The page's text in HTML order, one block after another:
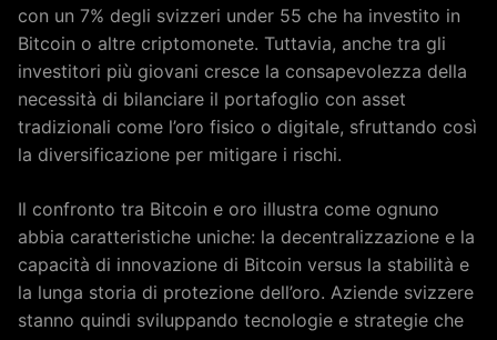
con un 7% degli svizzeri under 55 che ha investito in
Bitcoin o altre criptomonete. Tuttavia, anche tra gli
investitori più giovani cresce la consapevolezza della
necessità di bilanciare il portafoglio con asset
tradizionali come l’oro fisico o digitale, sfruttando così
la diversificazione per mitigare i rischi.
Il confronto tra Bitcoin e oro illustra come ognuno
abbia caratteristiche uniche: la decentralizzazione e la
capacità di innovazione di Bitcoin versus la stabilità e
la lunga storia di protezione dell’oro. Aziende svizzere
stanno quindi sviluppando tecnologie e strategie che